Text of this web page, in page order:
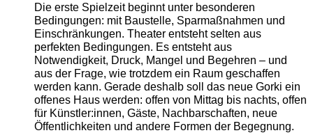
Die erste Spielzeit beginnt unter besonderen
Bedingungen: mit Baustelle, Sparmaßnahmen und
Einschränkungen. Theater entsteht selten aus
perfekten Bedingungen. Es entsteht aus
Notwendigkeit, Druck, Mangel und Begehren – und
aus der Frage, wie trotzdem ein Raum geschaffen
werden kann. Gerade deshalb soll das neue Gorki ein
offenes Haus werden: offen von Mittag bis nachts, offen
für Künstler:innen, Gäste, Nachbarschaften, neue
Öffentlichkeiten und andere Formen der Begegnung.